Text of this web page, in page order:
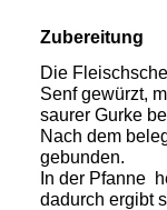
Zubereitung
Die
Senf gewürzt,
saurer Gurke
Nach dem
gebunden.
In der Pfanne
dadurch ergibt